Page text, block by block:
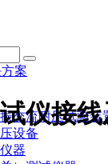
交流耐压试验装
设备
器
案
仪接